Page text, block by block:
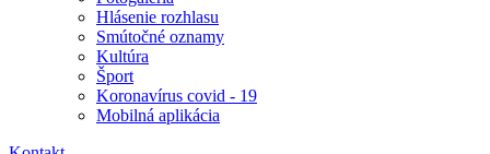
Hlásenie rozhlasu
Smútočné oznamy
Kultúra
Šport
Koronavírus covid - 19
Mobilná aplikácia